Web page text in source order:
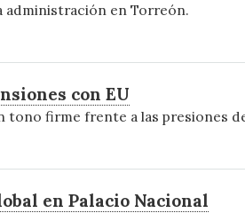
administración en Torreón.
con EU
tono firme frente a las presiones
en Palacio Nacional